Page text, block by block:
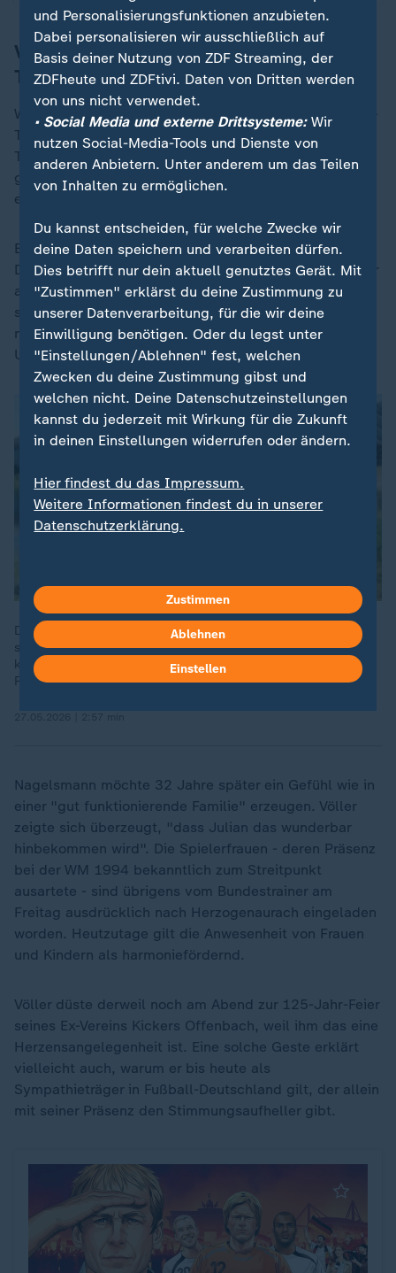
Völler: "Gehören nicht zu den
Topfavoriten"
Was ist für den vierfachen Weltmeister bei diesem XXL-
Turnier möglich? "Wir gehören nicht zu den absoluten
Topfavoriten. Aber es wird schwer sein, gegen uns zu
gewinnen", sagte Völler, der vor allem dem Teamgeist
eine große Rolle zuschrieb.
Bei seiner letzten WM 1994 als Nationalspieler sei
Deutschland im Viertelfinale gegen Bulgarien (1:2) vor
allem an sich selbst gescheitert. "Wir waren damals
sogar besser als 1990, aber es hat in der Mannschaft
nicht gestimmt. Es gab Ungereimtheiten und immer
Unruhe."
Das Hauptaugenmerk des Bundestrainers Julian Nagelsmann
solle darauf liegen, „aus 26 Spielern ein Nationalteam zu
kreieren, sowohl auf als auch neben dem Platz“, so ZDF-
Reporterin Lili Engels.
Nagelsmann möchte 32 Jahre später ein Gefühl wie in
einer "gut funktionierende Familie" erzeugen. Völler
zeigte sich überzeugt, "dass Julian das wunderbar
hinbekommen wird". Die Spielerfrauen - deren Präsenz
bei der WM 1994 bekanntlich zum Streitpunkt
ausartete - sind übrigens vom Bundestrainer am
Freitag ausdrücklich nach Herzogenaurach eingeladen
worden. Heutzutage gilt die Anwesenheit von Frauen
und Kindern als harmoniefördernd.
Völler düste derweil noch am Abend zur 125-Jahr-Feier
seines Ex-Vereins Kickers Offenbach, weil ihm das eine
Herzensangelegenheit ist. Eine solche Geste erklärt
vielleicht auch, warum er bis heute als
Sympathieträger in Fußball-Deutschland gilt, der allein
mit seiner Präsenz den Stimmungsaufheller gibt.
und Personalisierungsfunktionen anzubieten.
Dabei personalisieren wir ausschließlich auf
Basis deiner Nutzung von ZDF Streaming, der
ZDFheute und ZDFtivi. Daten von Dritten werden
von uns nicht verwendet.
• Social Media und externe Drittsysteme:Wir
nutzen Social-Media-Tools und Dienste von
anderen Anbietern. Unter anderem um das Teilen
von Inhalten zu ermöglichen.
Du kannst entscheiden, für welche Zwecke wir
deine Daten speichern und verarbeiten dürfen.
Dies betrifft nur dein aktuell genutztes Gerät. Mit
"Zustimmen" erklärst du deine Zustimmung zu
unserer Datenverarbeitung, für die wir deine
Einwilligung benötigen. Oder du legst unter
"Einstellungen/Ablehnen" fest, welchen
Zwecken du deine Zustimmung gibst und
welchen nicht. Deine Datenschutzeinstellungen
kannst du jederzeit mit Wirkung für die Zukunft
in deinen Einstellungen widerrufen oder ändern.
Hier findest du das Impressum.
Weitere Informationen findest du in unserer
Datenschutzerklärung.
Zustimmen
Ablehnen
Einstellen